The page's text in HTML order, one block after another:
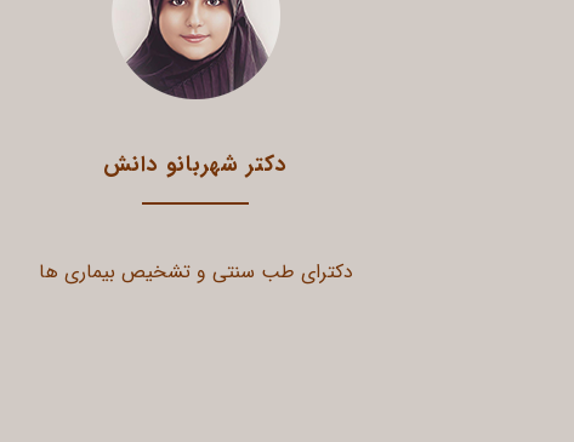
دکتر شهربانو دانش
دکترای طب سنتی و تشخیص بیماری ها